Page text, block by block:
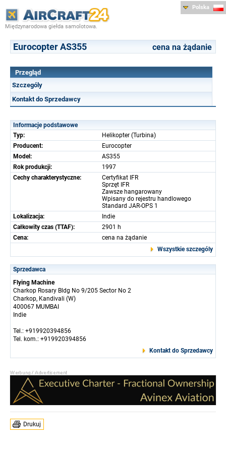
Międzynarodowa giełda samolotowa.
Polska
Eurocopter AS355 cena na żądanie
Przegląd
Szczególy
Kontakt do Sprzedawcy
Informacje podstawowe
Typ:
Helikopter (Turbina)
Producent:
Eurocopter
Model:
AS355
Rok produkcji:
1997
Cechy charakterystyczne:
Certyfikat IFR
Sprzęt IFR
Zawsze hangarowany
Wpisany do rejestru handlowego
Standard JAR-OPS 1
Lokalizacja:
Indie
Całkowity czas (TTAF):
2901 h
Cena:
cena na żądanie
Wszystkie szczególy
Sprzedawca
Flying Machine
Charkop Rosary Bldg No 9/205 Sector No 2
Charkop, Kandivali (W)
400067 MUMBAI
Indie
Tel.: +919920394856
Tel. kom.: +919920394856
Kontakt do Sprzedawcy
Drukuj